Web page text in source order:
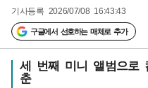
기사등록 2026/07/08 16:43:43
구글에서 선호하는 매체로 추가
세 번째 미니 앨범으로
춘